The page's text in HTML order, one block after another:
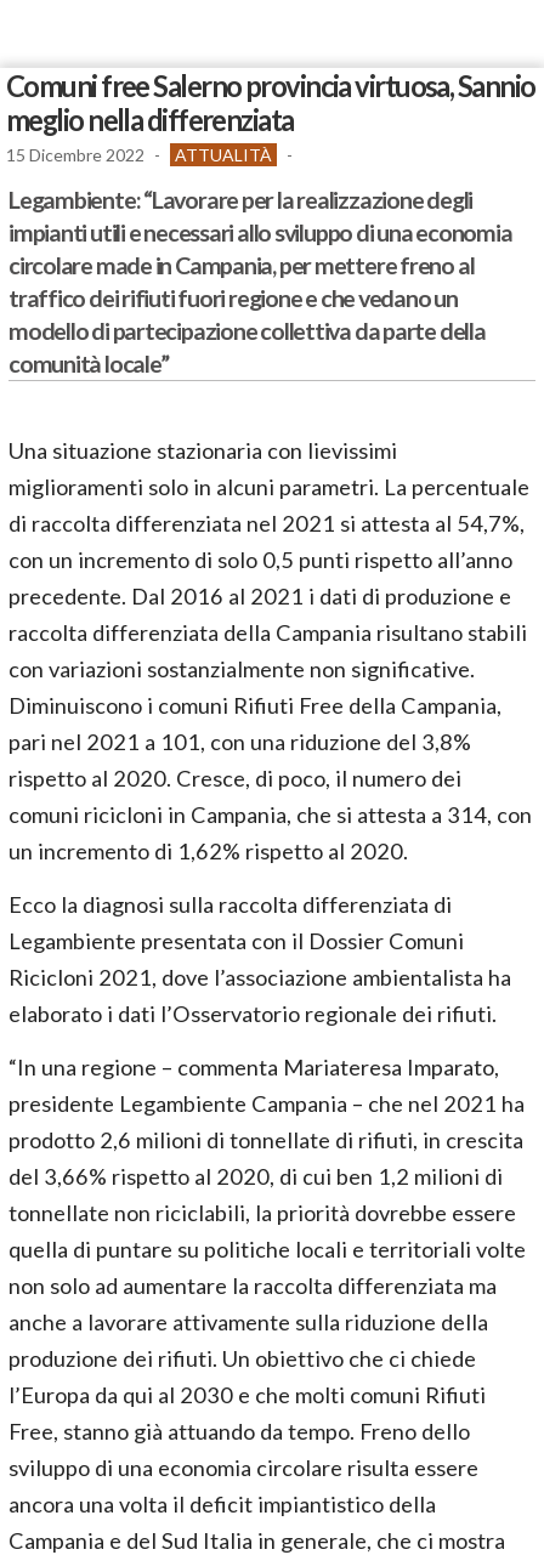
Comuni free Salerno provincia virtuosa, Sannio
meglio nella differenziata
15 Dicembre 2022 - ATTUALITÀ -
Legambiente: “Lavorare per la realizzazione degli
impianti utili e necessari allo sviluppo di una economia
circolare made in Campania, per mettere freno al
traffico dei rifiuti fuori regione e che vedano un
modello di partecipazione collettiva da parte della
comunità locale”
Una situazione stazionaria con lievissimi
miglioramenti solo in alcuni parametri. La percentuale
di raccolta differenziata nel 2021 si attesta al 54,7%,
con un incremento di solo 0,5 punti rispetto all’anno
precedente. Dal 2016 al 2021 i dati di produzione e
raccolta differenziata della Campania risultano stabili
con variazioni sostanzialmente non significative.
Diminuiscono i comuni Rifiuti Free della Campania,
pari nel 2021 a 101, con una riduzione del 3,8%
rispetto al 2020. Cresce, di poco, il numero dei
comuni ricicloni in Campania, che si attesta a 314, con
un incremento di 1,62% rispetto al 2020.
Ecco la diagnosi sulla raccolta differenziata di
Legambiente presentata con il Dossier Comuni
Ricicloni 2021, dove l’associazione ambientalista ha
elaborato i dati l’Osservatorio regionale dei rifiuti.
“In una regione – commenta Mariateresa Imparato,
presidente Legambiente Campania – che nel 2021 ha
prodotto 2,6 milioni di tonnellate di rifiuti, in crescita
del 3,66% rispetto al 2020, di cui ben 1,2 milioni di
tonnellate non riciclabili, la priorità dovrebbe essere
quella di puntare su politiche locali e territoriali volte
non solo ad aumentare la raccolta differenziata ma
anche a lavorare attivamente sulla riduzione della
produzione dei rifiuti. Un obiettivo che ci chiede
l’Europa da qui al 2030 e che molti comuni Rifiuti
Free, stanno già attuando da tempo. Freno dello
sviluppo di una economia circolare risulta essere
ancora una volta il deficit impiantistico della
Campania e del Sud Italia in generale, che ci mostra